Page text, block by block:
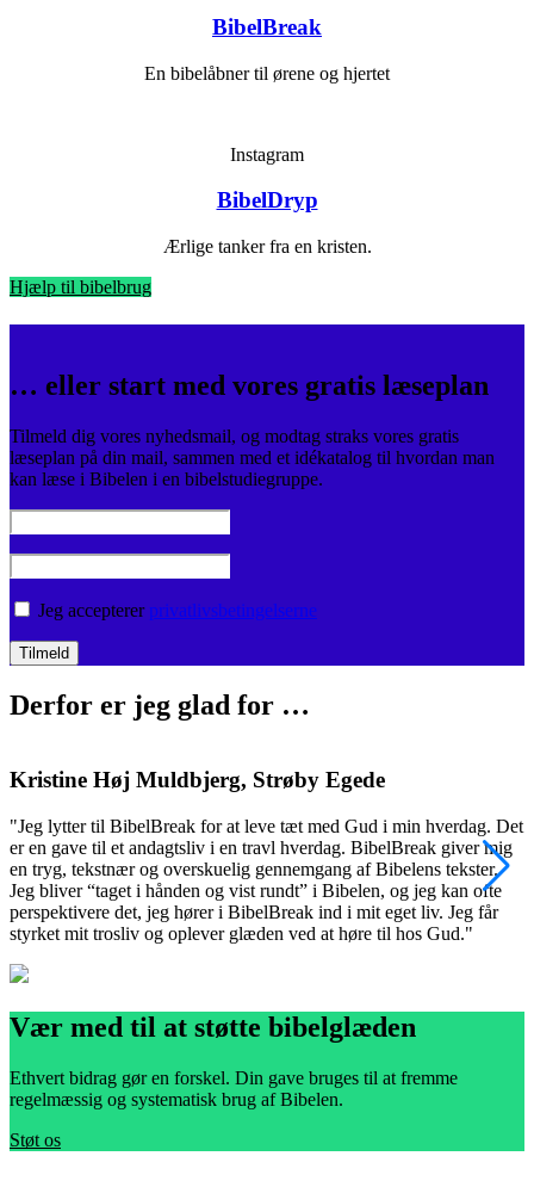
BibelBreak
En bibelåbner til ørene og hjertet
Instagram
BibelDryp
Ærlige tanker fra en kristen.
Hjælp til bibelbrug
… eller start med vores gratis læseplan
Tilmeld dig vores nyhedsmail, og modtag straks vores gratis
læseplan på din mail, sammen med et idékatalog til hvordan man
kan læse i Bibelen i en bibelstudiegruppe.
Jeg accepterer privatlivsbetingelserne
Derfor er jeg glad for …
Kristine Høj Muldbjerg, Strøby Egede
"Jeg lytter til BibelBreak for at leve tæt med Gud i min hverdag. Det
er en gave til et andagtsliv i en travl hverdag. BibelBreak giver mig
en tryg, tekstnær og overskuelig gennemgang af Bibelens tekster.
Jeg bliver “taget i hånden og vist rundt” i Bibelen, og jeg kan ofte
perspektivere det, jeg hører i BibelBreak ind i mit eget liv. Jeg får
styrket mit trosliv og oplever glæden ved at høre til hos Gud."
Vær med til at støtte bibelglæden
Ethvert bidrag gør en forskel. Din gave bruges til at fremme
regelmæssig og systematisk brug af Bibelen.
Støt os